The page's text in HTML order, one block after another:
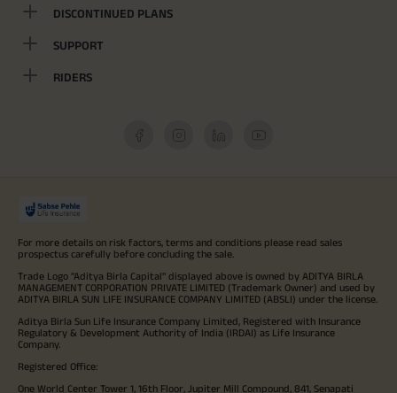
DISCONTINUED PLANS
SUPPORT
RIDERS
For more details on risk factors, terms and conditions please read sales
prospectus carefully before concluding the sale.
Trade Logo "Aditya Birla Capital" displayed above is owned by ADITYA BIRLA
MANAGEMENT CORPORATION PRIVATE LIMITED (Trademark Owner) and used by
ADITYA BIRLA SUN LIFE INSURANCE COMPANY LIMITED (ABSLI) under the license.
Aditya Birla Sun Life Insurance Company Limited, Registered with Insurance
Regulatory & Development Authority of India (IRDAI) as Life Insurance
Company.
Registered Office:
One World Center Tower 1, 16th Floor, Jupiter Mill Compound, 841, Senapati